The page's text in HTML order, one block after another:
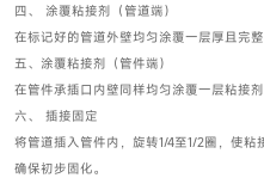
四、 涂覆粘接剂（管道端）
在标记好的管道外壁均匀涂覆一层厚且完
五、涂覆粘接剂（管件端）
在管件承插口内壁同样均匀涂覆一层粘接
六、 插接固定
将管道插入管件内，旋转1/4至1/2圈，使粘
确保初步固化。